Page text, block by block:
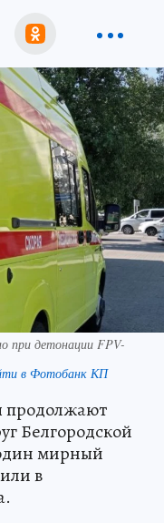
при детонации FPV-
в Фотобанк КП
продолжают
Белгородской
мирный
в